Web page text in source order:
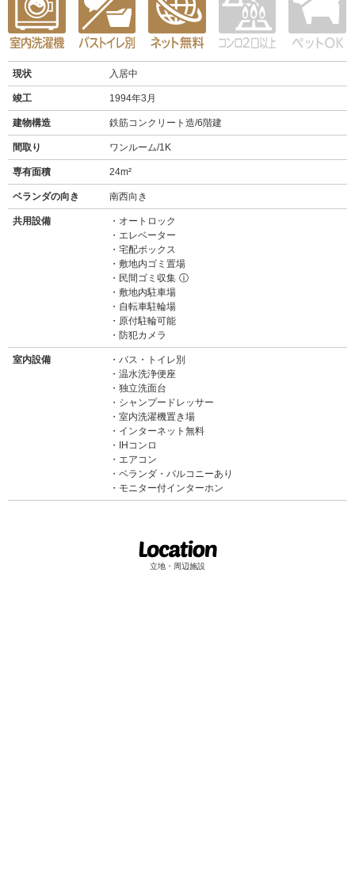
現状 入居中
竣工 1994年3月
建物構造 鉄筋コンクリート造/6階建
間取り ワンルーム/1K
専有面積 24m²
ベランダの向き 南西向き
共用設備
オートロック
エレベーター
宅配ボックス
敷地内ゴミ置場
民間ゴミ収集 ⓘ
敷地内駐車場
自転車駐輪場
原付駐輪可能
防犯カメラ
室内設備
バス・トイレ別
温水洗浄便座
独立洗面台
シャンプードレッサー
室内洗濯機置き場
インターネット無料
IHコンロ
エアコン
ベランダ・バルコニーあり
モニター付インターホン
立地・周辺施設